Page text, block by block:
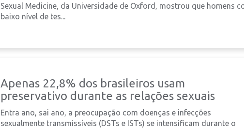
Sexual Medicine, da Universidade de Oxford, mostrou que homens
baixo nível de tes...
Apenas 22,8% dos brasileiros usam
preservativo durante as relações sexuais
Entra ano, sai ano, a preocupação com doenças e infecções
sexualmente transmissíveis (DSTs e ISTs) se intensificam durante o